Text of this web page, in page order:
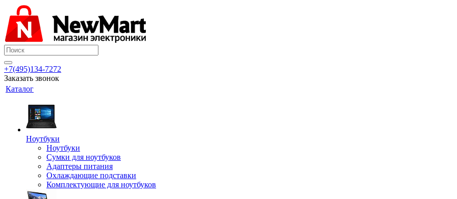
+7(495)134-7272
Заказать звонок
Каталог
Ноутбуки
Ноутбуки
Сумки для ноутбуков
Адаптеры питания
Охлаждающие подставки
Комплектующие для ноутбуков